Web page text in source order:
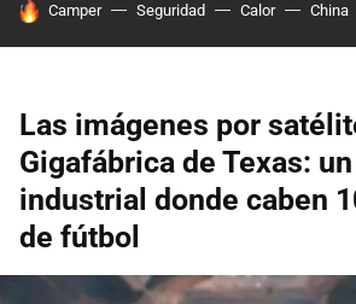
HOY SE HABLA DE
Camper Seguridad Calor China
Las imágenes por
Gigafábrica de Texas:
industrial donde caben
de fútbol